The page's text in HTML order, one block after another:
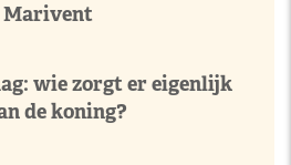
wie zorgt er eigenlijk
de koning?